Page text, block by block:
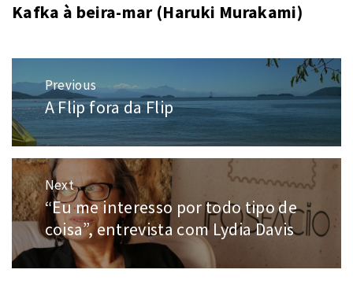
Kafka à beira-mar (Haruki Murakami)
Navegação
de
Post
Previous
Previous
post:
A Flip fora da Flip
Next
Next
post:
“Eu me interesso por todo tipo de
coisa”, entrevista com Lydia Davis